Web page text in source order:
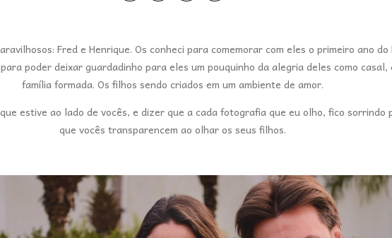
Fred e Henrique. Os conheci para comemorar com eles o primeiro ano
poder deixar guardadinho para eles um pouquinho da alegria deles como casal,
família formada. Os filhos sendo criados em um ambiente de amor.
estive ao lado de vocês, e dizer que a cada fotografia que eu olho, fico
que vocês transparencem ao olhar os seus filhos.